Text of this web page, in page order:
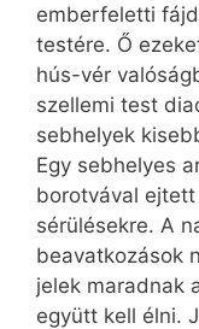
emberfeletti
testére. Ő
hús-vér
szellemi test
sebhelyek
Egy sebhelyes
borotvával
sérülésekre. A
beavatkozások
jelek maradnak
együtt kell élni.